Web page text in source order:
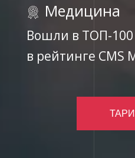
Медицина
Вошли в ТОП-100
в рейтинге CMS